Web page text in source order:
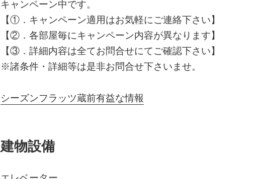
キャンペーン中です。
【①．キャンペーン適用はお気軽にご連絡下さい】
【②．各部屋毎にキャンペーン内容が異なります】
【③．詳細内容は全てお問合せにてご確認下さい】
※諸条件・詳細等は是非お問合せ下さいませ。
シーズンフラッツ蔵前有益な情報
建物設備